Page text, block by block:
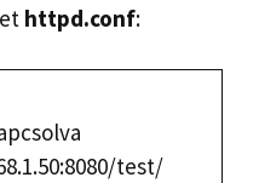
httpd.conf:
test/